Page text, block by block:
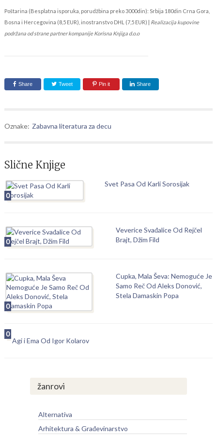
Poštarina (Besplatna isporuka, porudžbina preko 3000din): Srbija 180din Crna Gora,
Bosna i Hercegovina (8,5 EUR), inostranstvo DHL (7,5 EUR) | Realizacija kupovine
podržana od strane partner kompanije Korisna Knjiga d.o.o
Share Tweet Pin it Share
Oznake: Zabavna literatura za decu
Slične Knjige
0
Svet Pasa Od Karli Sorosijak
0
Veverice Svađalice Od Rejčel
Brajt, Džim Fild
0
Cupka, Mala Ševa: Nemoguće Je
Samo Reč Od Aleks Donović,
Stela Damaskin Popa
0
Agi i Ema Od Igor Kolarov
žanrovi
Alternativa
Arhitektura & Građevinarstvo